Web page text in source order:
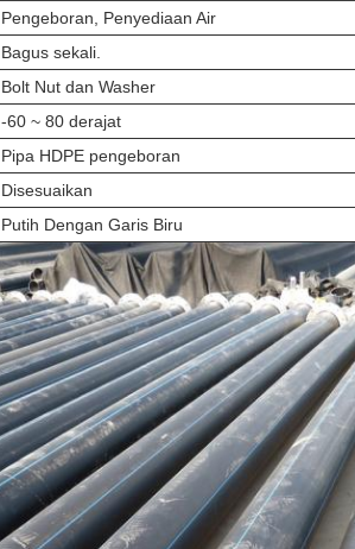
Pengeboran, Penyediaan Air
Bagus sekali.
Bolt Nut dan Washer
-60 ~ 80 derajat
Pipa HDPE pengeboran
Disesuaikan
Putih Dengan Garis Biru